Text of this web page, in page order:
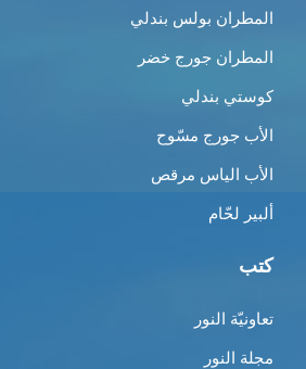
المطران بولس بندلي
المطران جورج خضر
كوستي بندلي
الأب جورج مسّوح
الأب الياس مرقص
ألبير لحّام
كتب
تعاونيّة النور
مجلة النور